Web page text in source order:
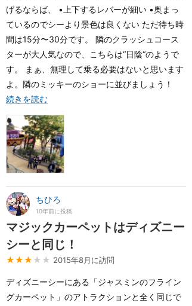
げるならば、 •上下するレバーが細い •奥まっ
ているのでシーより景色は良くない ただ待ち時
間は15分〜30分です。 隣のクラッシュコース
ターが大人気なので、こちらは“日陰“のようで
す。 まぁ、無理して乗る必要はないと思います
よ。隣のミッキーのショーに並びましょう！
続きを読む
ちひろ
10年前に投稿
マジックカーペットはディズニー
シーと同じ！
★★★ ★★ 2015年8月に訪問
ディズニーシーにある「ジャスミンのフライン
グカーペット」のアトラクションと全く同じで